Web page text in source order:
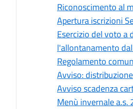
Riconoscimento al
Apertura iscrizioni
Esercizio del voto
l'allontanamento
Regolamento
Avviso:
Avviso scadenza
Menù invernale